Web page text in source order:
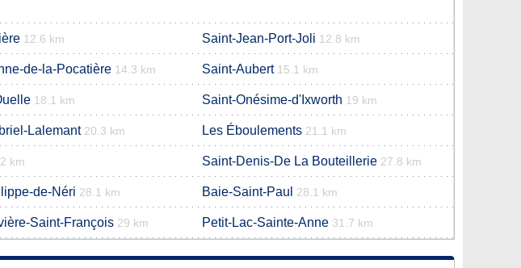
12.6 km Saint-Jean-Port-Joli 12.8 km
de-la-Pocatière 14.3 km Saint-Aubert 15.1 km
18.1 km Saint-Onésime-d'Ixworth 19 km
Lalemant 20.3 km Les Éboulements 21.1 km
km Saint-Denis-De La Bouteillerie 27.8 km
de-Néri 28.1 km Baie-Saint-Paul 28.1 km
Saint-François 29 km Petit-Lac-Sainte-Anne 31.7 km